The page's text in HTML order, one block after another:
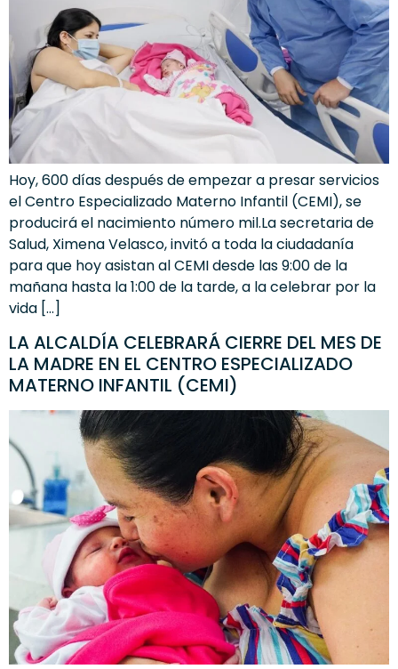
Hoy, 600 días después de empezar a presar servicios
el Centro Especializado Materno Infantil (CEMI), se
producirá el nacimiento número mil.La secretaria de
Salud, Ximena Velasco, invitó a toda la ciudadanía
para que hoy asistan al CEMI desde las 9:00 de la
mañana hasta la 1:00 de la tarde, a la celebrar por la
vida […]
LA ALCALDÍA CELEBRARÁ CIERRE DEL MES DE
LA MADRE EN EL CENTRO ESPECIALIZADO
MATERNO INFANTIL (CEMI)